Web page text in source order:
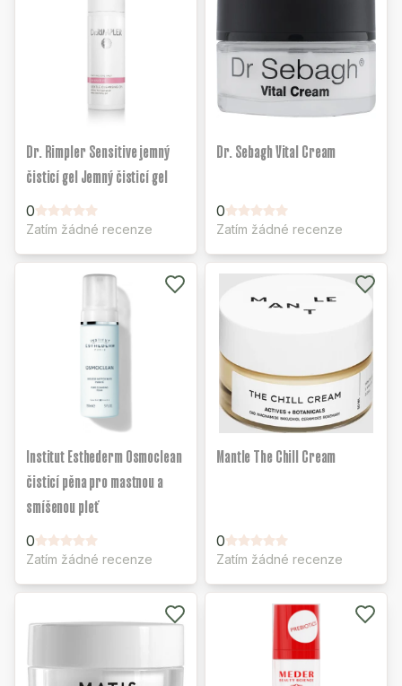
Dr. Rimpler Sensitive jemný
čisticí gel Jemný čisticí gel
0
Zatím žádné recenze
Dr. Sebagh Vital Cream
0
Zatím žádné recenze
Institut Esthederm Osmoclean
čisticí pěna pro mastnou a
smíšenou pleť
0
Zatím žádné recenze
Mantle The Chill Cream
0
Zatím žádné recenze